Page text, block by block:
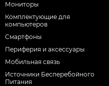
Мониторы
Комплектующие для
компьютеров
Смартфоны
Периферия и аксессуары
Мобильная связь
Источники Бесперебойного
Питания